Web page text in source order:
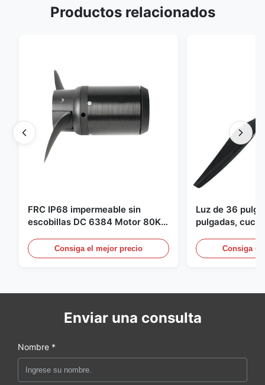
Productos relacionados
FRC IP68 impermeable sin
escobillas DC 6384 Motor 80KV
surf propulsor submarino hidro
Consiga el mejor precio
Luz de 36
pulgadas,
pulgadas para
Consiga el
Enviar una consulta
Nombre *